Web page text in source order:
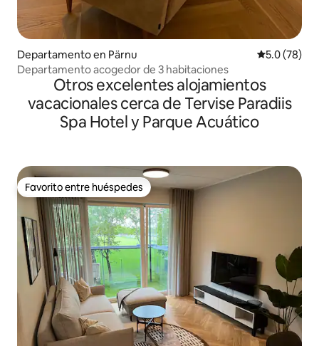
Departamento en Pärnu Calificación
5.0 (78)
Departamento acogedor de 3 habitaciones
Otros excelentes alojamientos
vacacionales cerca de Tervise Paradiis
Spa Hotel y Parque Acuático
Favorito entre huéspedes
Favorito entre huéspedes